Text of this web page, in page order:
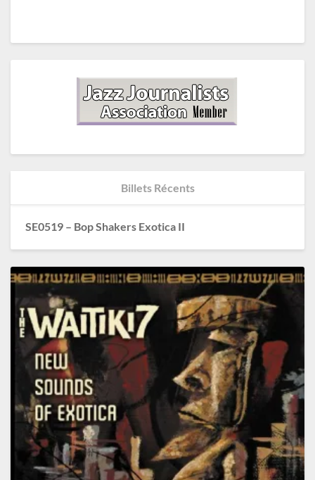
Billets Récents
SE0519 – Bop Shakers Exotica II